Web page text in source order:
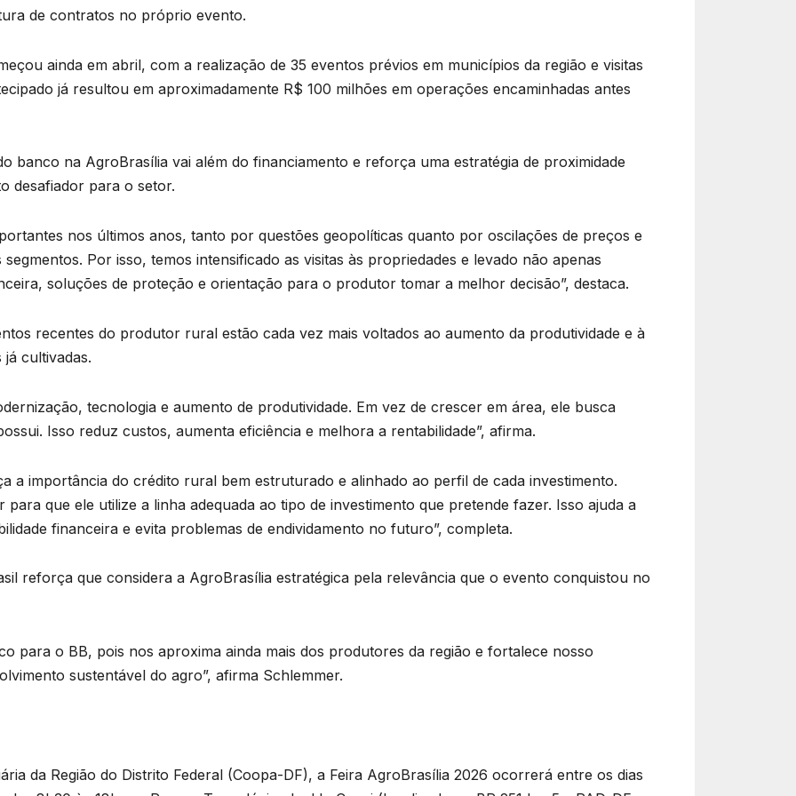
de contratos no próprio evento.
ainda em abril, com a realização de 35 eventos prévios em municípios da região e visitas
já resultou em aproximadamente R$ 100 milhões em operações encaminhadas antes
banco na AgroBrasília vai além do financiamento e reforça uma estratégia de proximidade
desafiador para o setor.
nos últimos anos, tanto por questões geopolíticas quanto por oscilações de preços e
Por isso, temos intensificado as visitas às propriedades e levado não apenas
soluções de proteção e orientação para o produtor tomar a melhor decisão”, destaca.
recentes do produtor rural estão cada vez mais voltados ao aumento da produtividade e à
cultivadas.
tecnologia e aumento de produtividade. Em vez de crescer em área, ele busca
Isso reduz custos, aumenta eficiência e melhora a rentabilidade”, afirma.
a importância do crédito rural bem estruturado e alinhado ao perfil de cada investimento.
que ele utilize a linha adequada ao tipo de investimento que pretende fazer. Isso ajuda a
financeira e evita problemas de endividamento no futuro”, completa.
reforça que considera a AgroBrasília estratégica pela relevância que o evento conquistou no
para o BB, pois nos aproxima ainda mais dos produtores da região e fortalece nosso
sustentável do agro”, afirma Schlemmer.
da Região do Distrito Federal (Coopa-DF), a Feira AgroBrasília 2026 ocorrerá entre os dias